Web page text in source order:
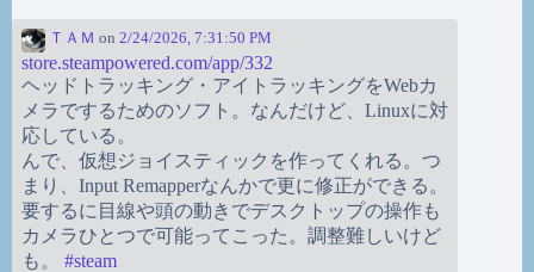
ＴＡＭ on 2/24/2026, 7:31:50 PM
store.steampowered.com/app/332
ヘッドトラッキング・アイトラッキングをWebカ
メラでするためのソフト。なんだけど、Linuxに対
応している。
んで、仮想ジョイスティックを作ってくれる。つ
まり、Input Remapperなんかで更に修正ができる。
要するに目線や頭の動きでデスクトップの操作も
カメラひとつで可能ってこった。調整難しいけど
も。 #steam